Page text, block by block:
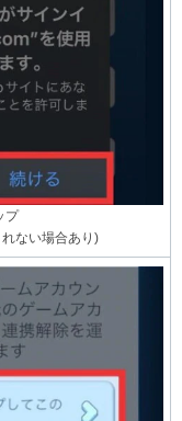
プ
ない場合あり)